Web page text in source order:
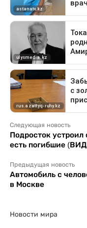
Следующая новость
Подросток устроил
есть погибшие
Предыдущая новость
Автомобиль с
в Москве
Новости мира